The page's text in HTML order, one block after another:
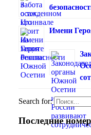
Имени
Search for:
Последние